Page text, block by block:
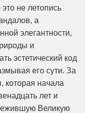
не летопись
а
элегантности,
и
эстетический код
его сути. За
которая начала
лет и
Великую